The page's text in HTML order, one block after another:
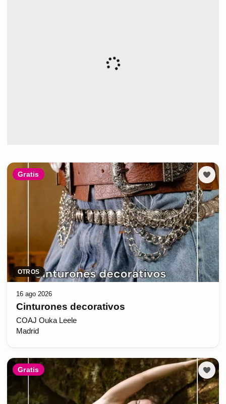
Gratis
OTROS
16 ago 2026
Cinturones decorativos
COAJ Ouka Leele
Madrid
Gratis